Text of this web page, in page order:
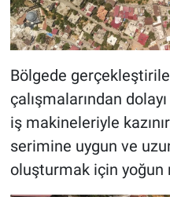
Bölgede
çalışmalarından
iş makineleriyle
serimine uygun ve
oluşturmak için yoğun